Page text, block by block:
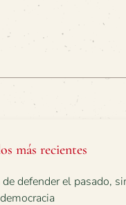
más recientes
defender el pasado,